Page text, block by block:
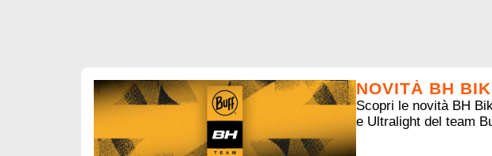
NOVITÀ BH
Scopri le novità BH
e Ultralight del team